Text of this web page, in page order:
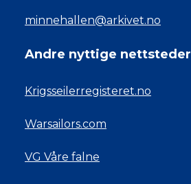
minnehallen@arkivet.no
Andre nyttige nettsteder
Krigsseilerregisteret.no
Warsailors.com
VG Våre falne